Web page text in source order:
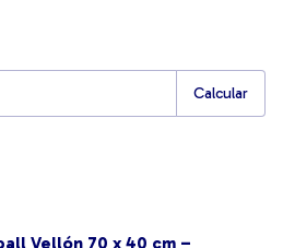
Calcular
Vellón 70 x 40 cm –